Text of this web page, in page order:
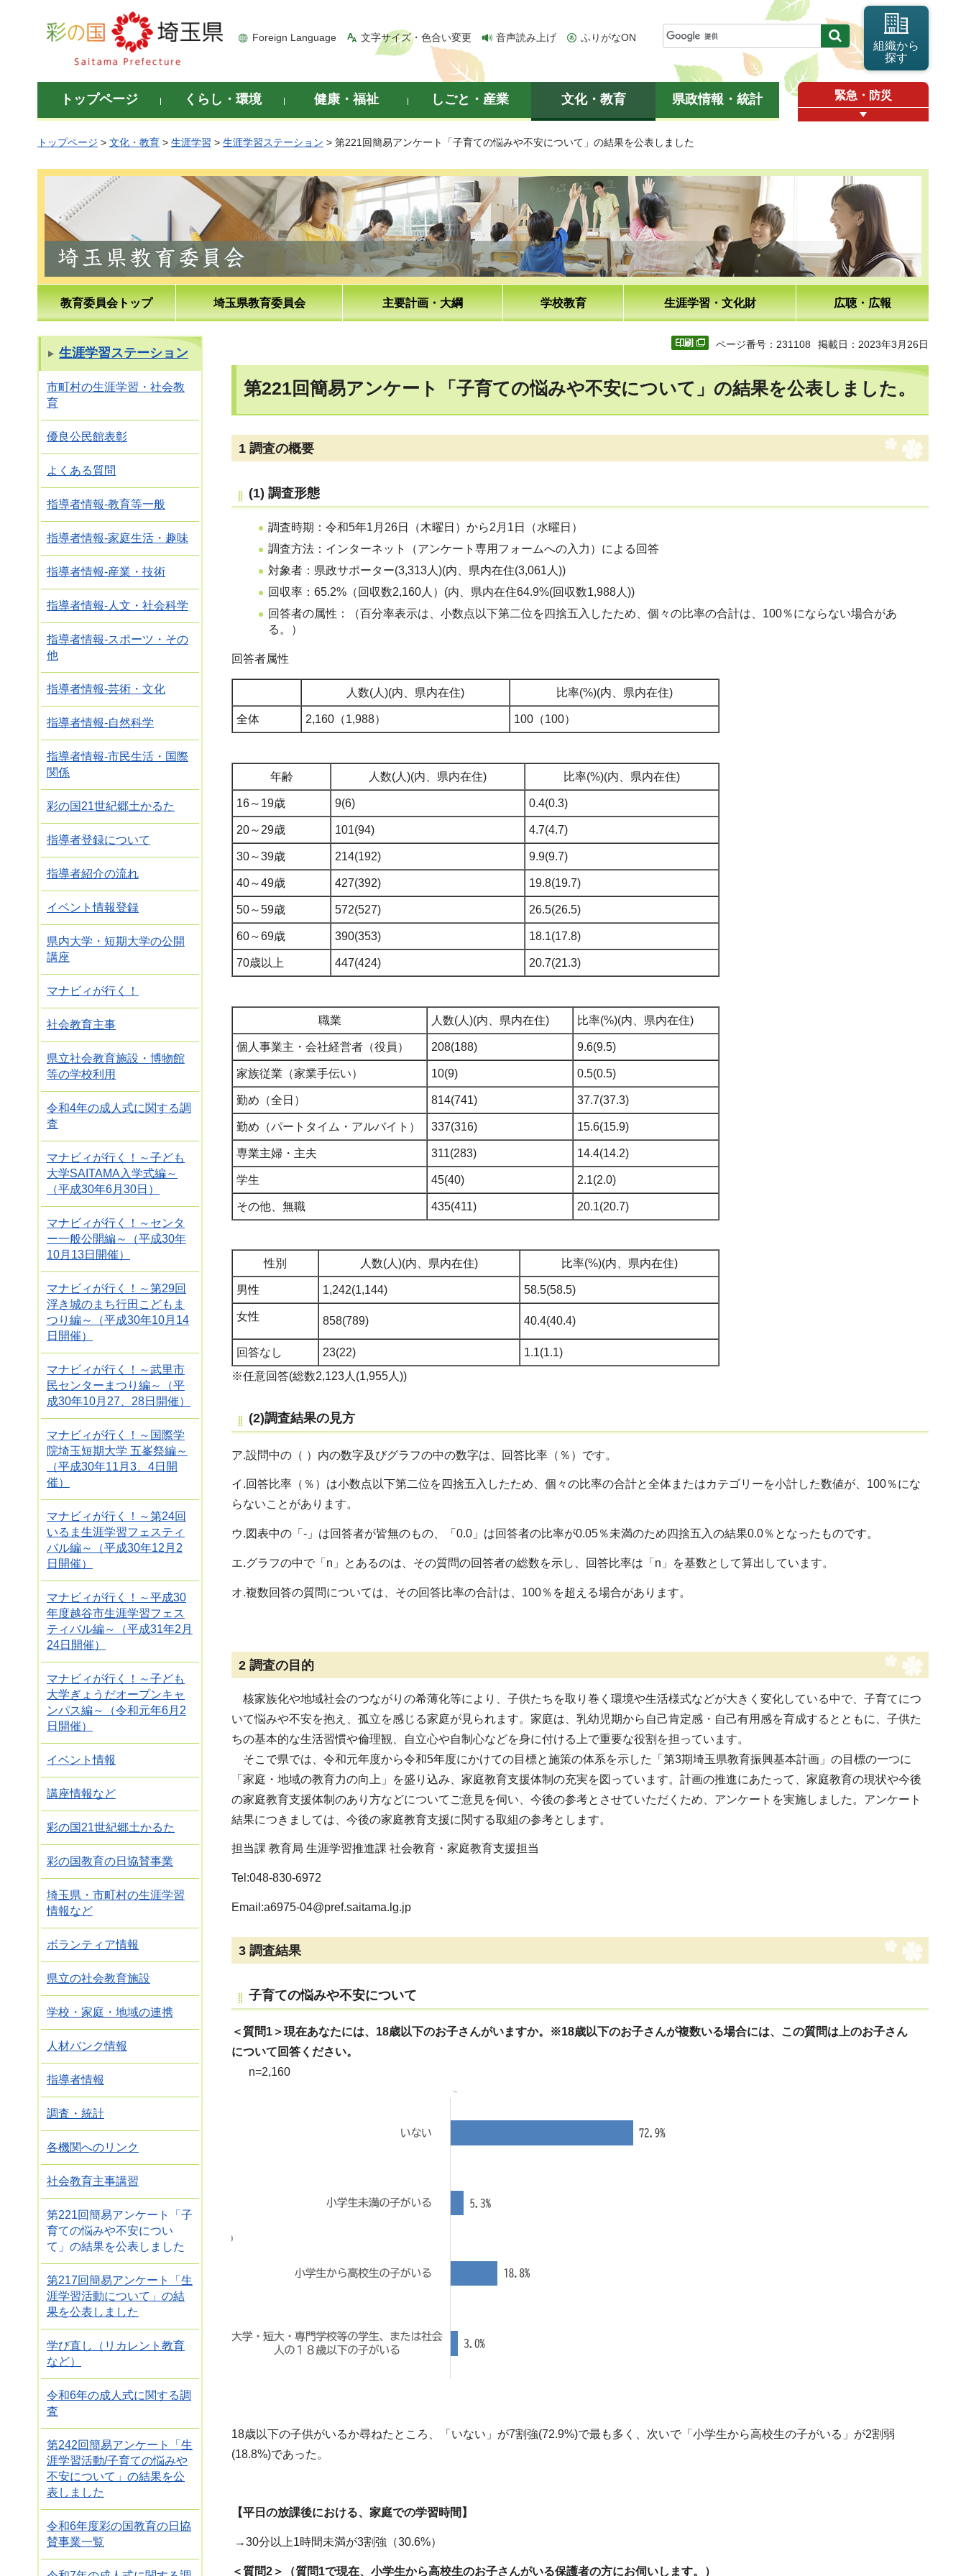
彩の国 埼玉県
Foreign Language 文字サイズ・色合い変更 音声読み上げ ふりがなON
組織から
探す
トップページ くらし・環境 健康・福祉 しごと・産業 文化・教育 県政情報・統計 緊急・防災
トップページ > 文化・教育 > 生涯学習 > 生涯学習ステーション > 第221回簡易アンケート「子育ての悩みや不安について」の結果を公表しました
教育委員会トップ 埼玉県教育委員会 主要計画・大綱 学校教育 生涯学習・文化財 広聴・広報
生涯学習ステーション
市町村の生涯学習・社会教
育
優良公民館表彰
よくある質問
指導者情報-教育等一般
指導者情報-家庭生活・趣味
指導者情報-産業・技術
指導者情報-人文・社会科学
指導者情報-スポーツ・その
他
指導者情報-芸術・文化
指導者情報-自然科学
指導者情報-市民生活・国際
関係
彩の国21世紀郷土かるた
指導者登録について
指導者紹介の流れ
イベント情報登録
県内大学・短期大学の公開
講座
マナビィが行く！
社会教育主事
県立社会教育施設・博物館
等の学校利用
令和4年の成人式に関する調
査
マナビィが行く！～子ども
大学SAITAMA入学式編～
（平成30年6月30日）
マナビィが行く！～センタ
ー一般公開編～（平成30年
10月13日開催）
マナビィが行く！～第29回
浮き城のまち行田こどもま
つり編～（平成30年10月14
日開催）
マナビィが行く！～武里市
民センターまつり編～（平
成30年10月27、28日開催）
マナビィが行く！～国際学
院埼玉短期大学 五峯祭編～
（平成30年11月3、4日開
催）
マナビィが行く！～第24回
いるま生涯学習フェスティ
バル編～（平成30年12月2
日開催）
マナビィが行く！～平成30
年度越谷市生涯学習フェス
ティバル編～（平成31年2月
24日開催）
マナビィが行く！～子ども
大学ぎょうだオープンキャ
ンパス編～（令和元年6月2
日開催）
イベント情報
講座情報など
彩の国21世紀郷土かるた
彩の国教育の日協賛事業
埼玉県・市町村の生涯学習
情報など
ボランティア情報
県立の社会教育施設
学校・家庭・地域の連携
人材バンク情報
指導者情報
調査・統計
各機関へのリンク
社会教育主事講習
第221回簡易アンケート「子
育ての悩みや不安につい
て」の結果を公表しました
第217回簡易アンケート「生
涯学習活動について」の結
果を公表しました
学び直し（リカレント教育
など）
令和6年の成人式に関する調
査
第242回簡易アンケート「生
涯学習活動/子育ての悩みや
不安について」の結果を公
表しました
令和6年度彩の国教育の日協
賛事業一覧
ページ番号：231108 掲載日：2023年3月26日
第221回簡易アンケート「子育ての悩みや不安について」の結果を公表しました。
1 調査の概要
(1) 調査形態
調査時期：令和5年1月26日（木曜日）から2月1日（水曜日）
調査方法：インターネット（アンケート専用フォームへの入力）による回答
対象者：県政サポーター(3,313人)(内、県内在住(3,061人))
回収率：65.2%（回収数2,160人）(内、県内在住64.9%(回収数1,988人))
回答者の属性：（百分率表示は、小数点以下第二位を四捨五入したため、個々の比率の合計は、100％にならない場合があ
る。）
回答者属性
人数(人)(内、県内在住) 比率(%)(内、県内在住)
全体 2,160（1,988） 100（100）
年齢 人数(人)(内、県内在住) 比率(%)(内、県内在住)
16～19歳 9(6) 0.4(0.3)
20～29歳 101(94) 4.7(4.7)
30～39歳 214(192) 9.9(9.7)
40～49歳 427(392) 19.8(19.7)
50～59歳 572(527) 26.5(26.5)
60～69歳 390(353) 18.1(17.8)
70歳以上 447(424) 20.7(21.3)
職業 人数(人)(内、県内在住) 比率(%)(内、県内在住)
個人事業主・会社経営者（役員） 208(188) 9.6(9.5)
家族従業（家業手伝い） 10(9) 0.5(0.5)
勤め（全日） 814(741) 37.7(37.3)
勤め（パートタイム・アルバイト） 337(316) 15.6(15.9)
専業主婦・主夫 311(283) 14.4(14.2)
学生 45(40) 2.1(2.0)
その他、無職 435(411) 20.1(20.7)
性別 人数(人)(内、県内在住) 比率(%)(内、県内在住)
男性 1,242(1,144) 58.5(58.5)
女性 858(789) 40.4(40.4)
回答なし 23(22)
1.1(1.1)
※任意回答(総数2,123人(1,955人))
(2)調査結果の見方
ア.設問中の（ ）内の数字及びグラフの中の数字は、回答比率（％）です。
イ.回答比率（％）は小数点以下第二位を四捨五入したため、個々の比率の合計と全体またはカテゴリーを小計した数値が、100％にな
らないことがあります。
ウ.図表中の「-」は回答者が皆無のもの、「0.0」は回答者の比率が0.05％未満のため四捨五入の結果0.0％となったものです。
エ.グラフの中で「n」とあるのは、その質問の回答者の総数を示し、回答比率は「n」を基数として算出しています。
オ.複数回答の質問については、その回答比率の合計は、100％を超える場合があります。
2 調査の目的
核家族化や地域社会のつながりの希薄化等により、子供たちを取り巻く環境や生活様式などが大きく変化している中で、子育てにつ
いて悩みや不安を抱え、孤立を感じる家庭が見られます。家庭は、乳幼児期から自己肯定感・自己有用感を育成するとともに、子供た
ちの基本的な生活習慣や倫理観、自立心や自制心などを身に付ける上で重要な役割を担っています。
そこで県では、令和元年度から令和5年度にかけての目標と施策の体系を示した「第3期埼玉県教育振興基本計画」の目標の一つに
「家庭・地域の教育力の向上」を盛り込み、家庭教育支援体制の充実を図っています。計画の推進にあたって、家庭教育の現状や今後
の家庭教育支援体制のあり方などについてご意見を伺い、今後の参考とさせていただくため、アンケートを実施しました。アンケート
結果につきましては、今後の家庭教育支援に関する取組の参考とします。
担当課 教育局 生涯学習推進課 社会教育・家庭教育支援担当
Tel:048-830-6972
Email:a6975-04@pref.saitama.lg.jp
3 調査結果
子育ての悩みや不安について
＜質問1＞現在あなたには、18歳以下のお子さんがいますか。※18歳以下のお子さんが複数いる場合には、この質問は上のお子さん
について回答ください。
n=2,160
18歳以下の子供がいるか尋ねたところ、「いない」が7割強(72.9%)で最も多く、次いで「小学生から高校生の子がいる」が2割弱
(18.8%)であった。
【平日の放課後における、家庭での学習時間】
→30分以上1時間未満が3割強（30.6%）
＜質問2＞（質問1で現在、小学生から高校生のお子さんがいる保護者の方にお伺いします。）